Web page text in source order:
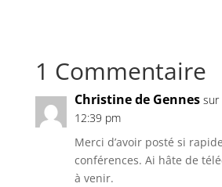
1 Commentaire
Christine de Gennes sur
12:39 pm
Merci d’avoir posté si
conférences. Ai hâte de
à venir.